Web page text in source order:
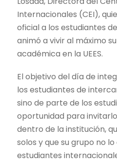
Internacionales (CEI),
oficial a los estudiantes
animó a vivir al máximo
académica en la UEES.
El objetivo del día de
los estudiantes de
sino de parte de los
oportunidad para
dentro de la institución,
solos y que su grupo no
estudiantes